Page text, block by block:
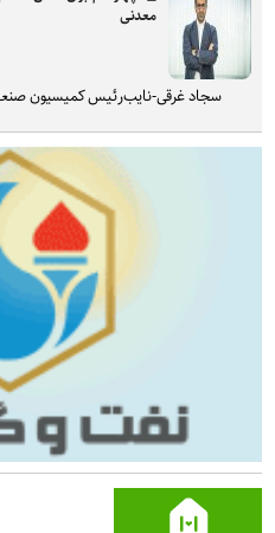
معدنی
سجاد غرقی-نایب‌رئیس کمیسیون صنعت